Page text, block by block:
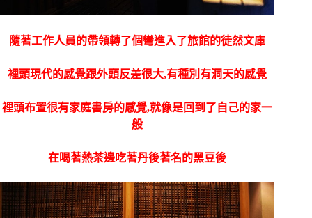
隨著工作人員的帶領轉了個彎進入了旅館的徒然文庫
裡頭現代的感覺跟外頭反差很大,有種別有洞天的感覺
裡頭布置很有家庭書房的感覺,就像是回到了自己的家一
般
在喝著熱茶邊吃著丹後著名的黑豆後